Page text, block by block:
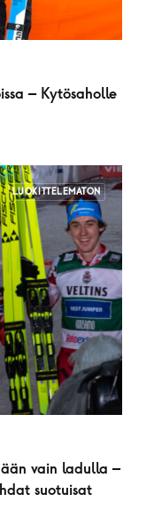
– Kytösaholle
LUOKITTELEMATON
vain ladulla –
suotuisat